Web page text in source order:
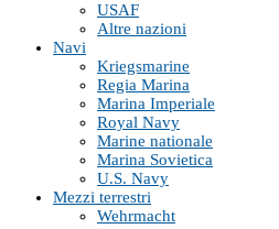
USAF
Altre nazioni
Navi
Kriegsmarine
Regia Marina
Marina Imperiale
Royal Navy
Marine nationale
Marina Sovietica
U.S. Navy
Mezzi terrestri
Wehrmacht